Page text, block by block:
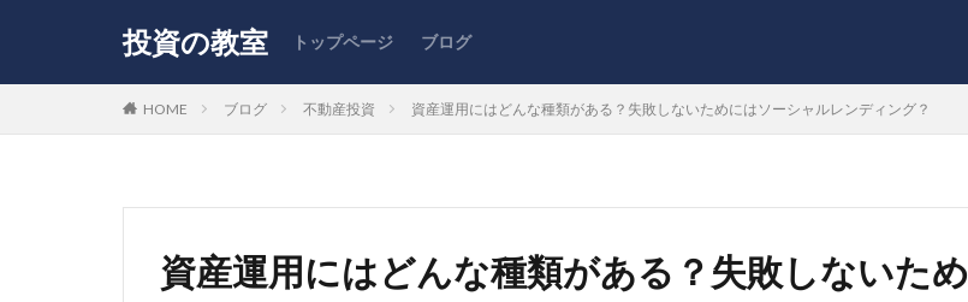
投資の教室 トップページ ブログ
HOME ブログ 不動産投資 資産運用にはどんな種類がある？失敗しないためにはソーシャルレンディング？
資産運用にはどんな種類がある？失敗しないため